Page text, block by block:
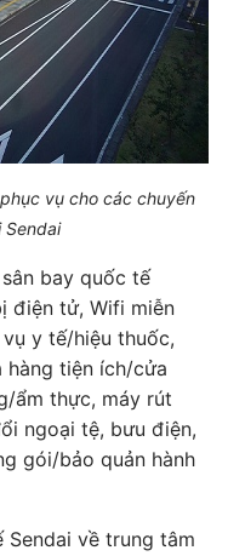
vụ cho các chuyến
Sendai
bay quốc tế
điện tử, Wifi miễn
y tế/hiệu thuốc,
hàng tiện ích/cửa
ẩm thực, máy rút
ngoại tệ, bưu điện,
gói/bảo quản hành
về trung tâm